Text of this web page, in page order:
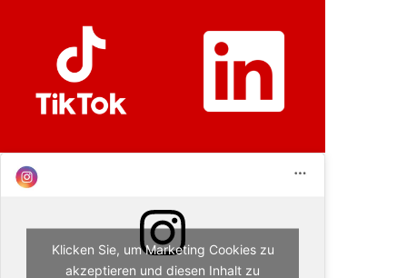
Klicken Sie, um Marketing Cookies zu
akzeptieren und diesen Inhalt zu